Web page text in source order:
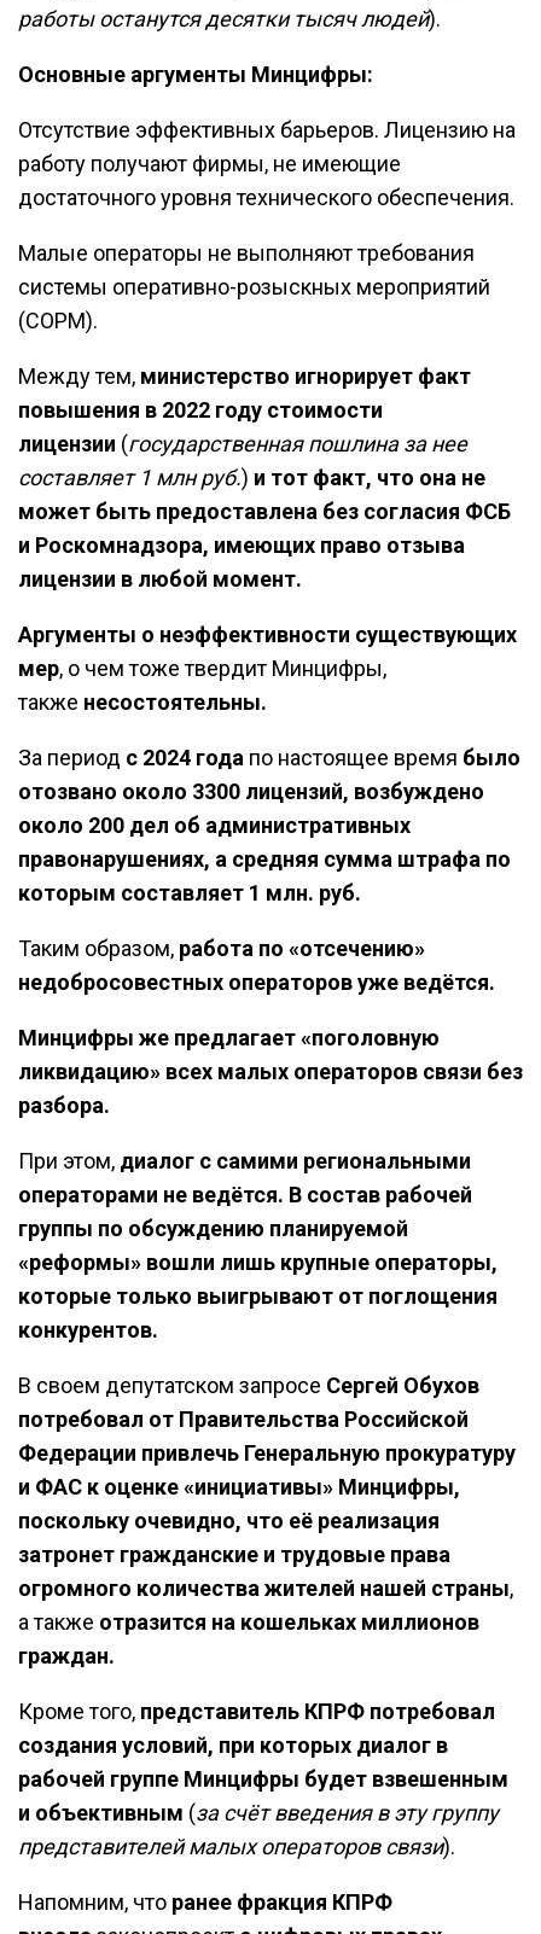
работы останутся десятки тысяч людей).
Основные аргументы Минцифры:
Отсутствие эффективных барьеров. Лицензию на
работу получают фирмы, не имеющие
достаточного уровня технического обеспечения.
Малые операторы не выполняют требования
системы оперативно-розыскных мероприятий
(СОРМ).
Между тем, министерство игнорирует факт
повышения в 2022 году стоимости
лицензии (государственная пошлина за нее
составляет 1 млн руб.) и тот факт, что она не
может быть предоставлена без согласия ФСБ
и Роскомнадзора, имеющих право отзыва
лицензии в любой момент.
Аргументы о неэффективности существующих
мер, о чем тоже твердит Минцифры,
также несостоятельны.
За период с 2024 года по настоящее время было
отозвано около 3300 лицензий, возбуждено
около 200 дел об административных
правонарушениях, а средняя сумма штрафа по
которым составляет 1 млн. руб.
Таким образом, работа по «отсечению»
недобросовестных операторов уже ведётся.
Минцифры же предлагает «поголовную
ликвидацию» всех малых операторов связи без
разбора.
При этом, диалог с самими региональными
операторами не ведётся. В состав рабочей
группы по обсуждению планируемой
«реформы» вошли лишь крупные операторы,
которые только выигрывают от поглощения
конкурентов.
В своем депутатском запросе Сергей Обухов
потребовал от Правительства Российской
Федерации привлечь Генеральную прокуратуру
и ФАС к оценке «инициативы» Минцифры,
поскольку очевидно, что её реализация
затронет гражданские и трудовые права
огромного количества жителей нашей страны,
а также отразится на кошельках миллионов
граждан.
Кроме того, представитель КПРФ потребовал
создания условий, при которых диалог в
рабочей группе Минцифры будет взвешенным
и объективным (за счёт введения в эту группу
представителей малых операторов связи).
Напомним, что ранее фракция КПРФ